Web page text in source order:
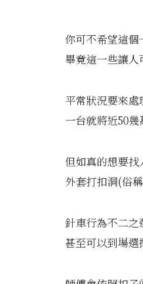
你可不希望這
畢竟這一些讓
平常狀況要來處
一台就將近50
但如真的想要找
外套打扣洞(俗
針車行為不二之
甚至可以到場